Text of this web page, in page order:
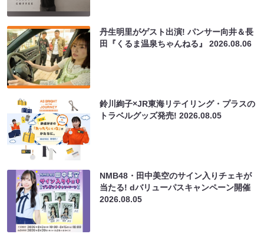
丹生明里がゲスト出演! パンサー向井＆長
田『くるま温泉ちゃんねる』2026.08.06
鈴川絢子×JR東海リテイリング・プラスの
トラベルグッズ発売!2026.08.05
NMB48・田中美空のサイン入りチェキが
当たる! dバリューパスキャンペーン開催
2026.08.05